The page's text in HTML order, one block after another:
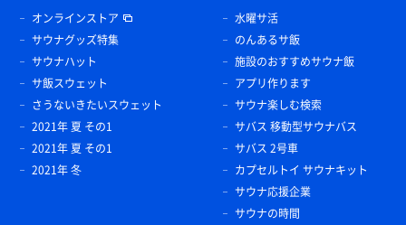
オンラインストア
サウナグッズ特集
サウナハット
サ飯スウェット
さうないきたいスウェット
2021年 夏 その1
2021年 夏 その1
2021年 冬
水曜サ活
のんあるサ飯
施設のおすすめサウナ飯
アプリ作ります
サウナ楽しむ検索
サバス 移動型サウナバス
サバス 2号車
カプセルトイ サウナキット
サウナ応援企業
サウナの時間